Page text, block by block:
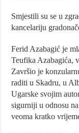
Smjestili su se u
kancelariju
Ferid Azabagić je
Teufika Azabagića,
Završio je
raditi u Skadru, u
Ugarske svojim
sigurniji u odnosu
veoma kratko